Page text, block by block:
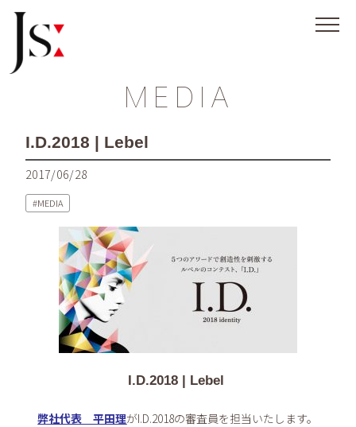
MEDIA
I.D.2018 | Lebel
2017/06/28
MEDIA
I.D.2018 | Lebel
弊社代表 平田理がI.D.2018の審査員を担当いたします。